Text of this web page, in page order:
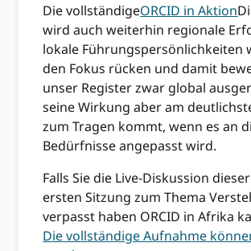
Die vollständigeORCID in Aktion
wird auch weiterhin regionale
lokale Führungspersönlichkeiten
den Fokus rücken und damit
unser Register zwar global
seine Wirkung aber am
zum Tragen kommt, wenn es an
Bedürfnisse angepasst wird.
Falls Sie die Live-Diskussion
ersten Sitzung zum Thema
verpasst haben ORCID in Afrika
Die vollständige Aufnahme